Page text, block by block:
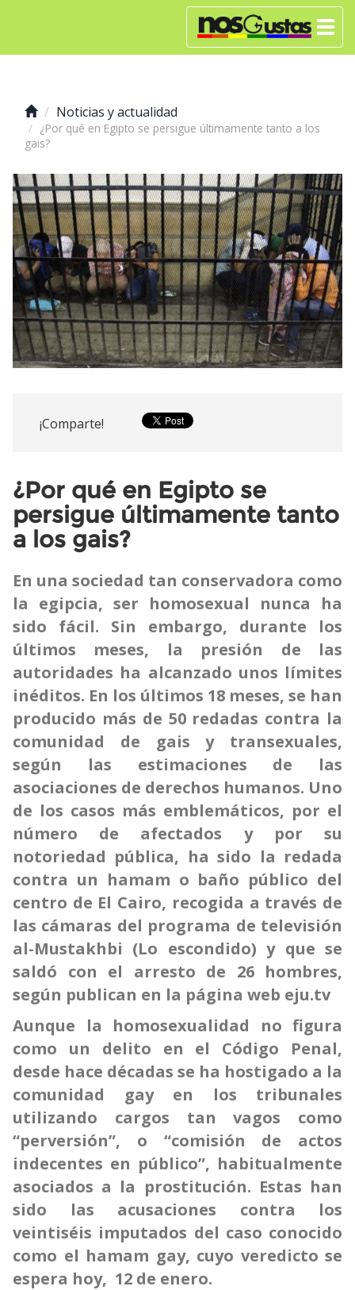
Noticias y actualidad
¿Por qué en Egipto se persigue últimamente tanto a los
gais?
¡Comparte!
¿Por qué en Egipto se
persigue últimamente tanto
a los gais?
En una sociedad tan conservadora como
la egipcia, ser homosexual nunca ha
sido fácil. Sin embargo, durante los
últimos meses, la presión de las
autoridades ha alcanzado unos límites
inéditos. En los últimos 18 meses, se han
producido más de 50 redadas contra la
comunidad de gais y transexuales,
según las estimaciones de las
asociaciones de derechos humanos. Uno
de los casos más emblemáticos, por el
número de afectados y por su
notoriedad pública, ha sido la redada
contra un hamam o baño público del
centro de El Cairo, recogida a través de
las cámaras del programa de televisión
al-Mustakhbi (Lo escondido) y que se
saldó con el arresto de 26 hombres,
según publican en la página web eju.tv
Aunque la homosexualidad no figura
como un delito en el Código Penal,
desde hace décadas se ha hostigado a la
comunidad gay en los tribunales
utilizando cargos tan vagos como
“perversión”, o “comisión de actos
indecentes en público”, habitualmente
asociados a la prostitución. Estas han
sido las acusaciones contra los
veintiséis imputados del caso conocido
como el hamam gay, cuyo veredicto se
espera hoy, 12 de enero.